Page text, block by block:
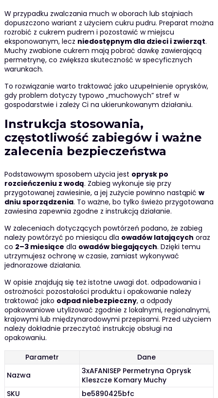
W przypadku zwalczania much w oborach lub stajniach
dopuszczono wariant z użyciem cukru pudru. Preparat można
rozrobić z cukrem pudrem i pozostawić w miejscu
eksponowanym, lecz niedostępnym dla dzieci i zwierząt.
Muchy zwabione cukrem mają pobrać dawkę zawierającą
permetrynę, co zwiększa skuteczność w specyficznych
warunkach.
To rozwiązanie warto traktować jako uzupełnienie oprysków,
gdy problem dotyczy typowo „muchowych” stref w
gospodarstwie i zależy Ci na ukierunkowanym działaniu.
Instrukcja stosowania,
częstotliwość zabiegów i ważne
zalecenia bezpieczeństwa
Podstawowym sposobem użycia jest oprysk po
rozcieńczeniu z wodą. Zabieg wykonuje się przy
przygotowanej zawiesinie, a jej zużycie powinno nastąpić w
dniu sporządzenia. To ważne, bo tylko świeżo przygotowana
zawiesina zapewnia zgodne z instrukcją działanie.
W zaleceniach dotyczących powtórzeń podano, że zabieg
należy powtórzyć po miesiącu dla owadów latających oraz
co 2–3 miesiące dla owadów biegających. Dzięki temu
utrzymujesz ochronę w czasie, zamiast wykonywać
jednorazowe działania.
W opisie znajdują się też istotne uwagi dot. odpadowania i
ostrożności: pozostałości produktu i opakowanie należy
traktować jako odpad niebezpieczny, a odpady
opakowaniowe utylizować zgodnie z lokalnymi, regionalnymi,
krajowymi lub międzynarodowymi przepisami. Przed użyciem
należy dokładnie przeczytać instrukcję obsługi na
opakowaniu.
Parametr
Dane
Nazwa
3xAFANISEP Permetryna Oprysk
Kleszcze Komary Muchy
SKU
be5890425bfc